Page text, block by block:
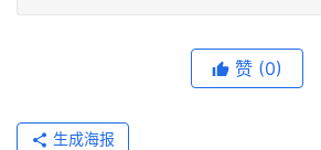
赞 (0)
生成海报